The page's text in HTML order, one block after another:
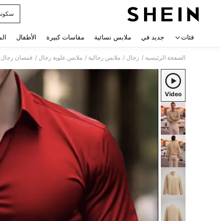
فئات جديد في ملابس نسائية مقاسات كبيرة الأطفال
الصفحة الرئيسية / رجال / ملابس رجالية / ملابس علوية رجال / قمصان رجال
Video